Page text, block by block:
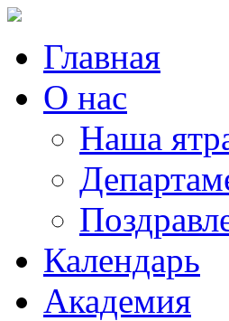
Главная
О нас
Наша
Календарь
Академия